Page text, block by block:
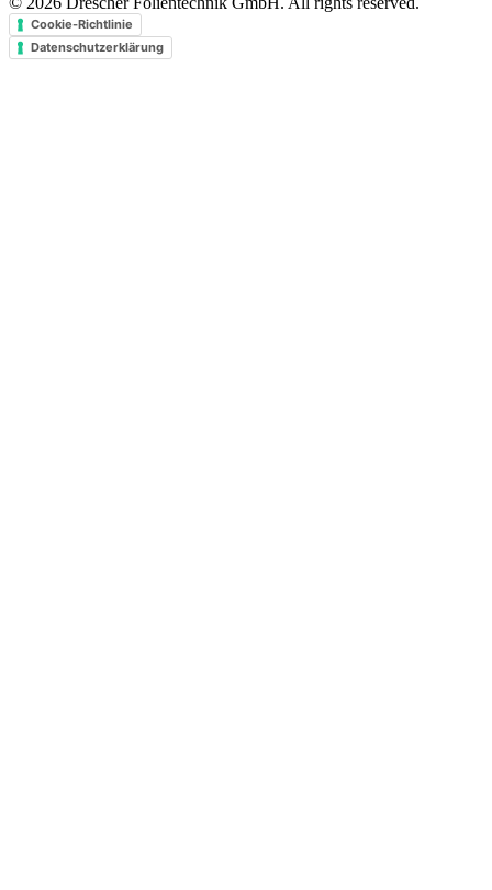
Cookie-Richtlinie
Datenschutzerklärung